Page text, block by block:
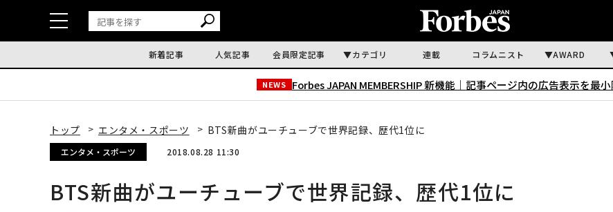
新着記事 人気記事 会員限定記事 カテゴリ 連載 コラムニスト AWARD
NEWS Forbes JAPAN MEMBERSHIP 新機能｜ 記事ページ内の広告表示を最
トップ エンタメ・スポーツ BTS新曲がユーチューブで世界記録、歴代1位に
エンタメ・スポーツ 2018.08.28 11:30
BTS新曲がユーチューブで世界記録、歴代1位に